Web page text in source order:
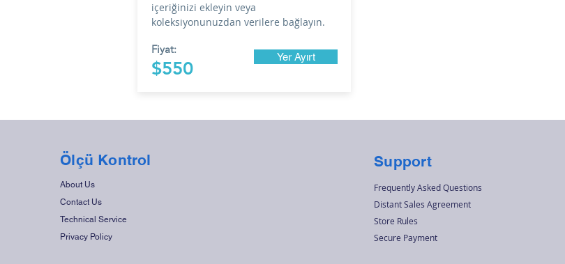
içeriğinizi ekleyin veya
koleksiyonunuzdan verilere bağlayın.
Fiyat:
$550
Yer Ayırt
Ölçü Kontrol
About Us
Contact Us
Technical Service
Privacy Policy
Support
Frequently Asked Questions
Distant Sales Agreement
Store Rules
Secure Payment